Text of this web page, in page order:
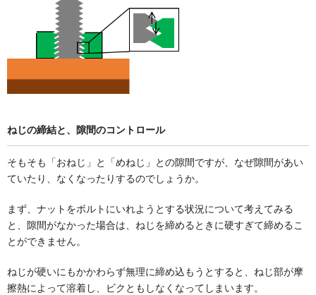
ねじの締結と、隙間のコントロール
そもそも「おねじ」と「めねじ」との隙間ですが、なぜ隙間があい
ていたり、なくなったりするのでしょうか。
まず、ナットをボルトにいれようとする状況について考えてみる
と、隙間がなかった場合は、ねじを締めるときに硬すぎて締めるこ
とができません。
ねじが硬いにもかかわらず無理に締め込もうとすると、ねじ部が摩
擦熱によって溶着し、ビクともしなくなってしまいます。